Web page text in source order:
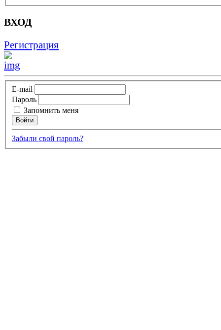
ВХОД
Регистрация
E-mail
Пароль
Запомнить меня
Забыли свой пароль?